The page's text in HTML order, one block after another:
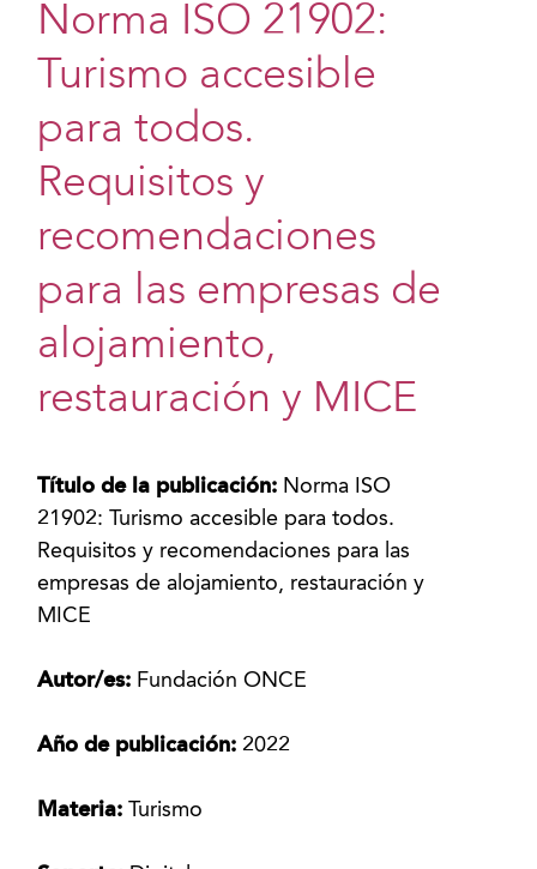
Norma ISO 21902:
Turismo accesible
para todos.
Requisitos y
recomendaciones
para las empresas de
alojamiento,
restauración y MICE
Título de la publicación: Norma ISO
21902: Turismo accesible para todos.
Requisitos y recomendaciones para las
empresas de alojamiento, restauración y
MICE
Autor/es: Fundación ONCE
Año de publicación: 2022
Materia:Turismo